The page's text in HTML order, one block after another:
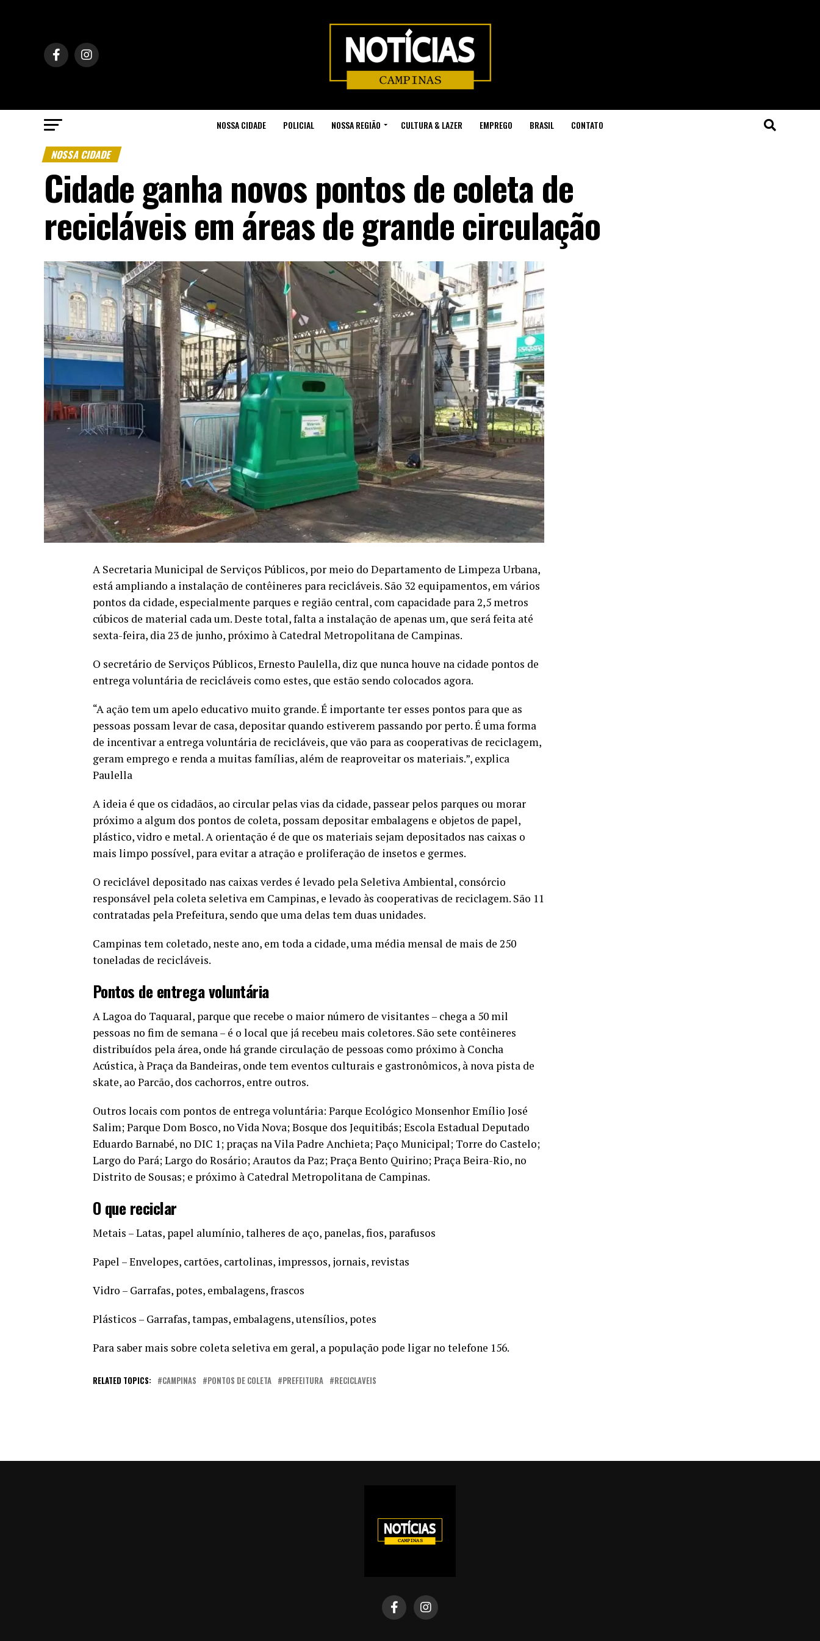
NOSSA CIDADE POLICIAL NOSSA REGIÃO CULTURA & LAZER EMPREGO BRASIL CONTATO
NOSSA CIDADE
Cidade ganha novos pontos de coleta de
recicláveis em áreas de grande circulação
A Secretaria Municipal de Serviços Públicos, por meio do Departamento de Limpeza Urbana,
está ampliando a instalação de contêineres para recicláveis. São 32 equipamentos, em vários
pontos da cidade, especialmente parques e região central, com capacidade para 2,5 metros
cúbicos de material cada um. Deste total, falta a instalação de apenas um, que será feita até
sexta-feira, dia 23 de junho, próximo à Catedral Metropolitana de Campinas.
O secretário de Serviços Públicos, Ernesto Paulella, diz que nunca houve na cidade pontos de
entrega voluntária de recicláveis como estes, que estão sendo colocados agora.
“A ação tem um apelo educativo muito grande. É importante ter esses pontos para que as
pessoas possam levar de casa, depositar quando estiverem passando por perto. É uma forma
de incentivar a entrega voluntária de recicláveis, que vão para as cooperativas de reciclagem,
geram emprego e renda a muitas famílias, além de reaproveitar os materiais.”, explica
Paulella
A ideia é que os cidadãos, ao circular pelas vias da cidade, passear pelos parques ou morar
próximo a algum dos pontos de coleta, possam depositar embalagens e objetos de papel,
plástico, vidro e metal. A orientação é de que os materiais sejam depositados nas caixas o
mais limpo possível, para evitar a atração e proliferação de insetos e germes.
O reciclável depositado nas caixas verdes é levado pela Seletiva Ambiental, consórcio
responsável pela coleta seletiva em Campinas, e levado às cooperativas de reciclagem. São 11
contratadas pela Prefeitura, sendo que uma delas tem duas unidades.
Campinas tem coletado, neste ano, em toda a cidade, uma média mensal de mais de 250
toneladas de recicláveis.
Pontos de entrega voluntária
A Lagoa do Taquaral, parque que recebe o maior número de visitantes – chega a 50 mil
pessoas no fim de semana – é o local que já recebeu mais coletores. São sete contêineres
distribuídos pela área, onde há grande circulação de pessoas como próximo à Concha
Acústica, à Praça da Bandeiras, onde tem eventos culturais e gastronômicos, à nova pista de
skate, ao Parcão, dos cachorros, entre outros.
Outros locais com pontos de entrega voluntária: Parque Ecológico Monsenhor Emílio José
Salim; Parque Dom Bosco, no Vida Nova; Bosque dos Jequitibás; Escola Estadual Deputado
Eduardo Barnabé, no DIC 1; praças na Vila Padre Anchieta; Paço Municipal; Torre do Castelo;
Largo do Pará; Largo do Rosário; Arautos da Paz; Praça Bento Quirino; Praça Beira-Rio, no
Distrito de Sousas; e próximo à Catedral Metropolitana de Campinas.
O que reciclar
Metais – Latas, papel alumínio, talheres de aço, panelas, fios, parafusos
Papel – Envelopes, cartões, cartolinas, impressos, jornais, revistas
Vidro – Garrafas, potes, embalagens, frascos
Plásticos – Garrafas, tampas, embalagens, utensílios, potes
Para saber mais sobre coleta seletiva em geral, a população pode ligar no telefone 156.
RELATED TOPICS: CAMPINAS PONTOS DE COLETA PREFEITURA RECICLAVEIS